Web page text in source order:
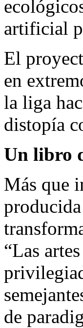
artificial
El
en
la liga
distopía
Un libro
Más que
“Las
de